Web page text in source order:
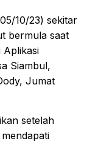
10/23) sekitar
bermula saat
Aplikasi
Siambul,
Jumat
setelah